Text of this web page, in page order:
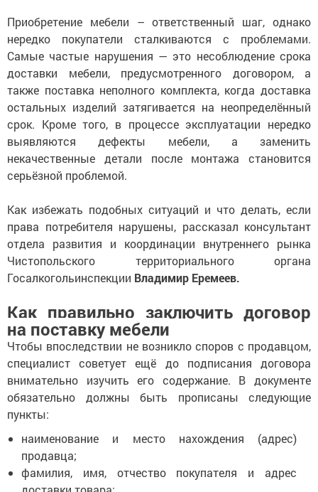
Приобретение мебели – ответственный шаг, однако
нередко покупатели сталкиваются с проблемами.
Самые частые нарушения — это несоблюдение срока
доставки мебели, предусмотренного договором, а
также поставка неполного комплекта, когда доставка
остальных изделий затягивается на неопределённый
срок. Кроме того, в процессе эксплуатации нередко
выявляются дефекты мебели, а заменить
некачественные детали после монтажа становится
серьёзной проблемой.
Как избежать подобных ситуаций и что делать, если
права потребителя нарушены, рассказал консультант
отдела развития и координации внутреннего рынка
Чистопольского территориального органа
Госалкогольинспекции Владимир Еремеев.
Как правильно заключить договор
на поставку мебели
Чтобы впоследствии не возникло споров с продавцом,
специалист советует ещё до подписания договора
внимательно изучить его содержание. В документе
обязательно должны быть прописаны следующие
пункты:
наименование и место нахождения (адрес)
продавца;
фамилия, имя, отчество покупателя и адрес